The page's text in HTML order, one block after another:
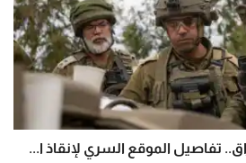
تفاصيل الموقع السري لإنقاذ ا...